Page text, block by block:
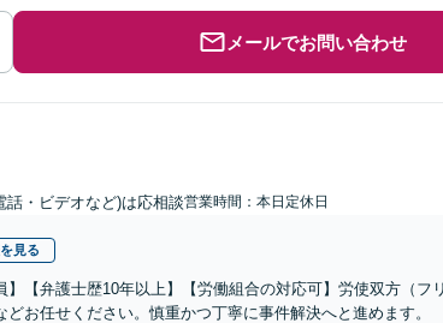
メールでお問い合わせ
話・ビデオなど)は応相談営業時間：本日定休日
見る
】【弁護士歴10年以上】【労働組合の対応可】労使双方（フ
お任せください。慎重かつ丁寧に事件解決へと進めます。